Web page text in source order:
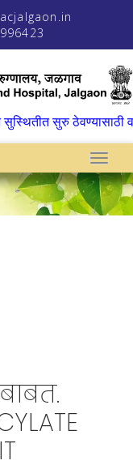
सुरु ठेवण्यासाठी